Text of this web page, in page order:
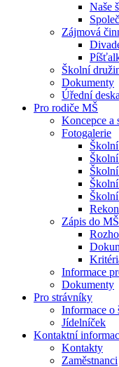
Naše
Zájmová
Školní
Dokumenty
Úřední deska
Pro rodiče MŠ
Koncepce a
Fotogalerie
Školní
Zápis do MŠ
Informace
Dokumenty
Pro strávníky
Informace o
Jídelníček
Kontaktní
Kontakty
Zaměstnanci